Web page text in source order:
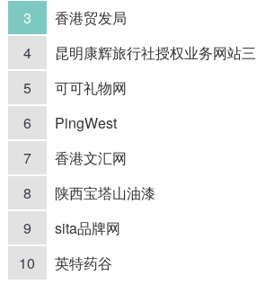
3
香港贸发局
4
昆明康辉旅行社授权业务网站三
5
可可礼物网
6
PingWest
7
香港文汇网
8
陕西宝塔山油漆
9
sita品牌网
10
英特药谷